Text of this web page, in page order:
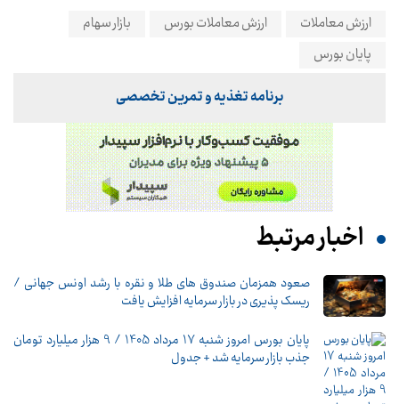
ارزش معاملات ارزش معاملات بورس
بازار سهام
پایان بورس
برنامه تغذیه و تمرین تخصصی
اخبار مرتبط
صعود همزمان صندوق های طلا و نقره با رشد اونس جهانی /
ریسک پذیری در بازار سرمایه افزایش یافت
پایان بورس امروز شنبه 17 مرداد 1405 / 9 هزار میلیارد تومان
جذب بازار سرمایه شد + جدول